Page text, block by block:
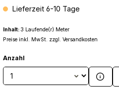
Lieferzeit 6-10 Tage
Inhalt: 3 Laufende(r) Meter
Preise inkl. MwSt. zzgl. Versandkosten
Anzahl
Produkt Anzahl: